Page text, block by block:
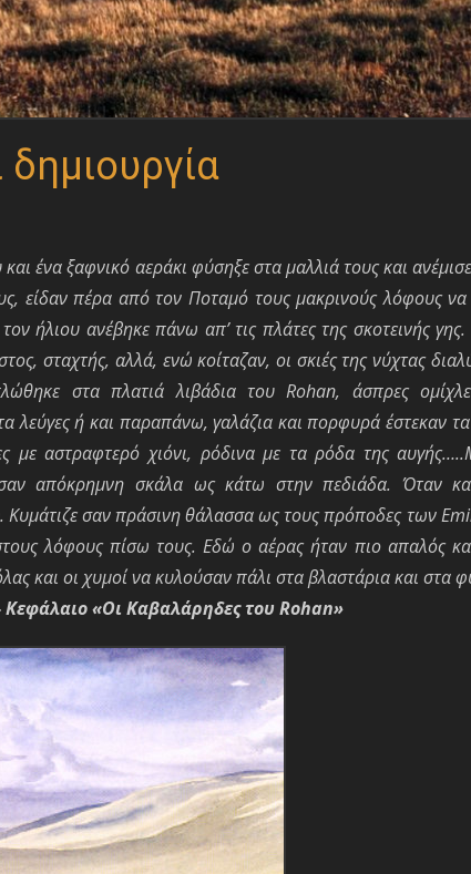
ένα ξαφνικό αεράκι φύσηξε στα μαλλιά τους και
είδαν πέρα από τον Ποταμό τους μακρινούς λόφους
ήλιου ανέβηκε πάνω απ’ τις πλάτες της σκοτεινής
σταχτής, αλλά, ενώ κοίταζαν, οι σκιές της νύχτας
στα πλατιά λιβάδια του Rohan, άσπρες
λεύγες ή και παραπάνω,γαλάζια και πορφυρά έστεκαν
με αστραφτερό χιόνι, ρόδινα με τα ρόδα της
σαν απόκρημνη σκάλα ωςκάτω στην πεδιάδα. Όταν
Κυμάτιζε σαν πράσινη θάλασσα ως τους πρόποδες των
λόφους πίσω τους. Εδώ ο αέρας ήταν πιο απαλός
και οι χυμοί να κυλούσαν πάλι σταβλαστάρια και στα
«Οι Καβαλάρηδες του Rohan»